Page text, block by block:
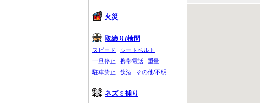
火災
取締り/検問
スピード
シートベルト
一旦停止
携帯電話
重量
駐車禁止
飲酒 その他/不明
ネズミ捕り